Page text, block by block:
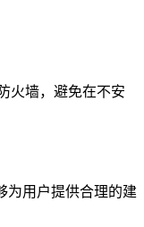
火墙，避免在不安
为用户提供合理的建